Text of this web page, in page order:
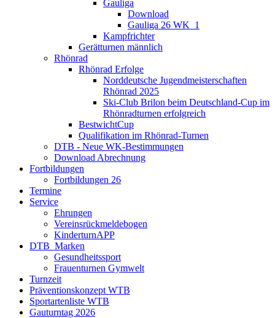
Gauliga
Download
Gauliga 26 WK_1
Kampfrichter
Gerätturnen männlich
Rhönrad
Rhönrad Erfolge
Norddeutsche Jugendmeisterschaften
Rhönrad 2025
Ski-Club Brilon beim Deutschland-Cup im
Rhönradturnen erfolgreich
BestwichtCup
Qualifikation im Rhönrad-Turnen
DTB - Neue WK-Bestimmungen
Download Abrechnung
Fortbildungen
Fortbildungen 26
Termine
Service
Ehrungen
Vereinsrückmeldebogen
KinderturnAPP
DTB_Marken
Gesundheitssport
Frauenturnen Gymwelt
Turnzeit
Präventionskonzept WTB
Sportartenliste WTB
Gauturntag 2026